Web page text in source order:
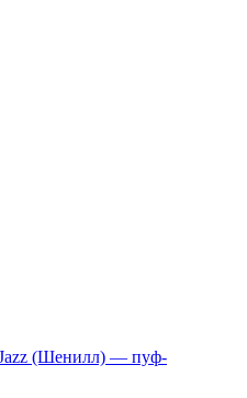
(Шенилл) — пуф-